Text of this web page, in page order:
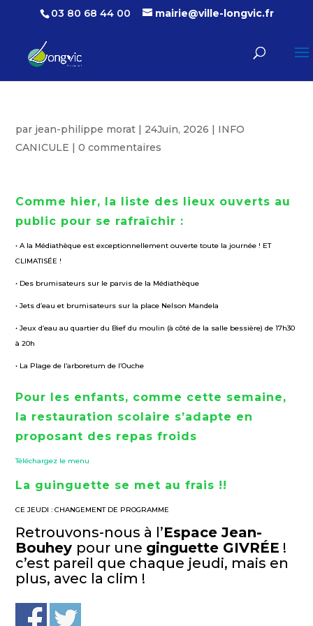
03 80 68 44 00 mairie@ville-longvic.fr
par jean-philippe morat | 24Juin, 2026 | INFO
CANICULE |0 commentaires
Comme hier, la liste des lieux ouverts au
public pour se rafraîchir :
• A la Médiathèque est exceptionnellement ouverte toute la journée ! ET
CLIMATISÉE !
• Des brumisateurs sur le parvis de la Médiathèque
• Jets d’eau et brumisateurs sur la place Nelson Mandela
• Jeux d’eau au quartier du Bief du moulin (à côté de la salle bessière) de 17h30
à 20h
• La Plage de l’arboretum de l’Ouche
Pour les enfants, comme cette semaine,
la restauration scolaire s’adapte en
proposant des repas froids
Téléchargez le menu
La guinguette se met au frais !!
CE JEUDI : CHANGEMENT DE PROGRAMME
Retrouvons-nous à l’Espace Jean-
Bouhey pour une ginguette GIVRÉE !
c’est pareil que chaque jeudi, mais en
plus, avec la clim !